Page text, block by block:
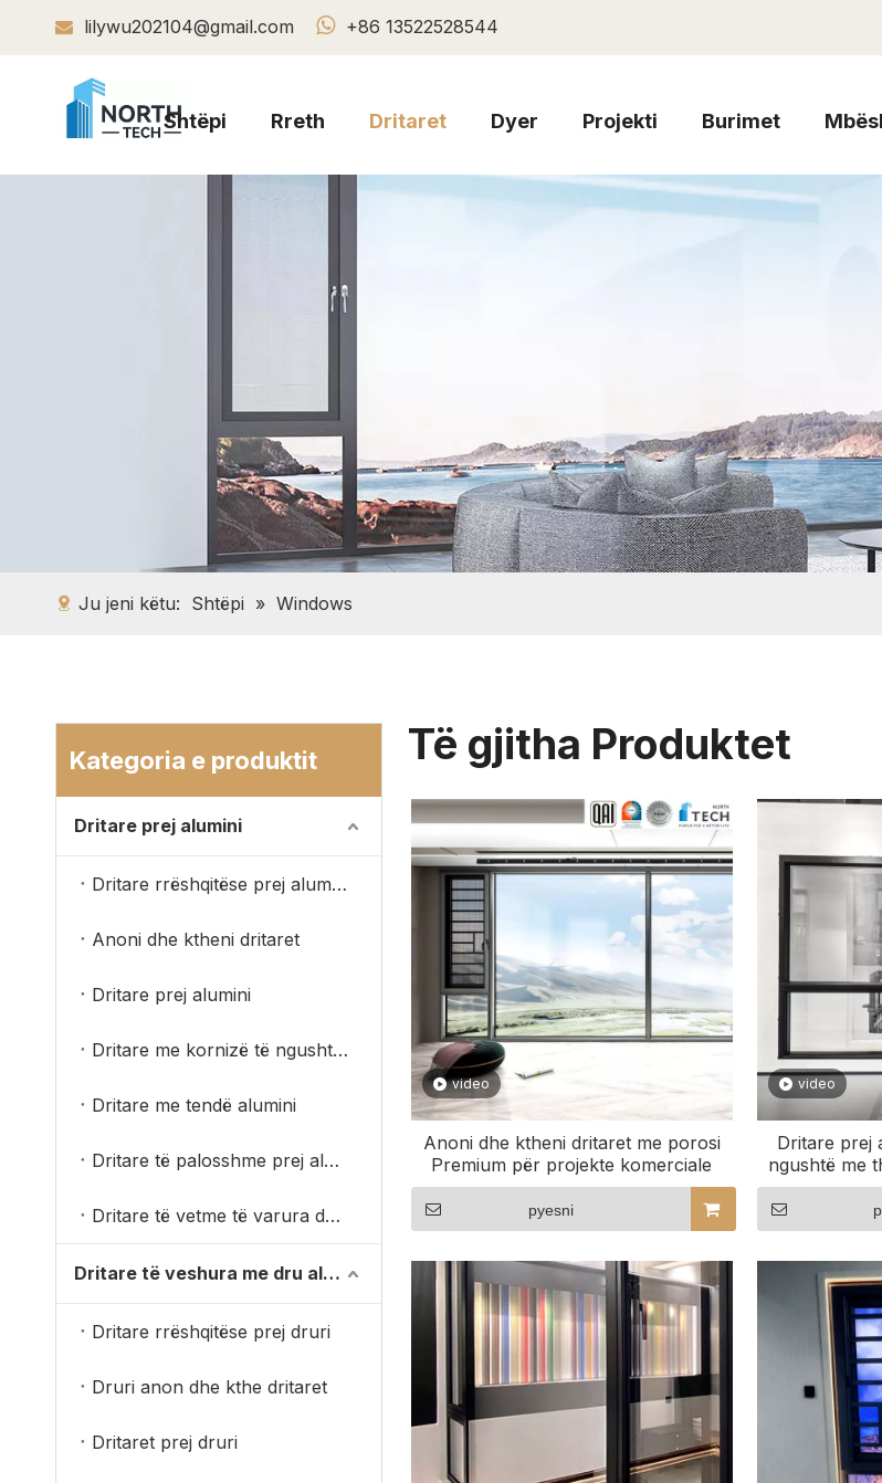
 lilywu202104@gmail.com  +86 13522528544
Shtëpi Rreth Dritaret Dyer Projekti Burimet
Ju jeni këtu: Shtëpi » Windows
Kategoria e produktit
Dritare prej alumini
Dritare rrëshqitëse prej alumini
Anoni dhe ktheni dritaret
Dritare prej alumini
Dritare me kornizë të ngushtë alumini
Dritare me tendë alumini
Dritare të palosshme prej alumini
Dritare të vetme të varura dyshe
Dritare të veshura me dru alumini
Dritare rrëshqitëse prej druri
Druri anon dhe kthe dritaret
Dritaret prej druri
Të gjitha Produktet
video
Anoni dhe ktheni dritaret me porosi
Premium për projekte komerciale
pyesni
video
Dritare prej
ngushtë me